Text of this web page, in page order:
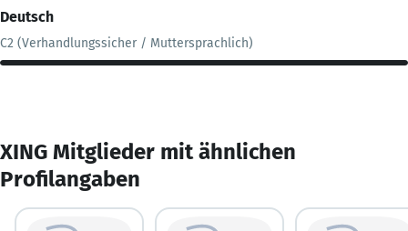
Deutsch
C2 (Verhandlungssicher / Muttersprachlich)
XING Mitglieder mit ähnlichen
Profilangaben